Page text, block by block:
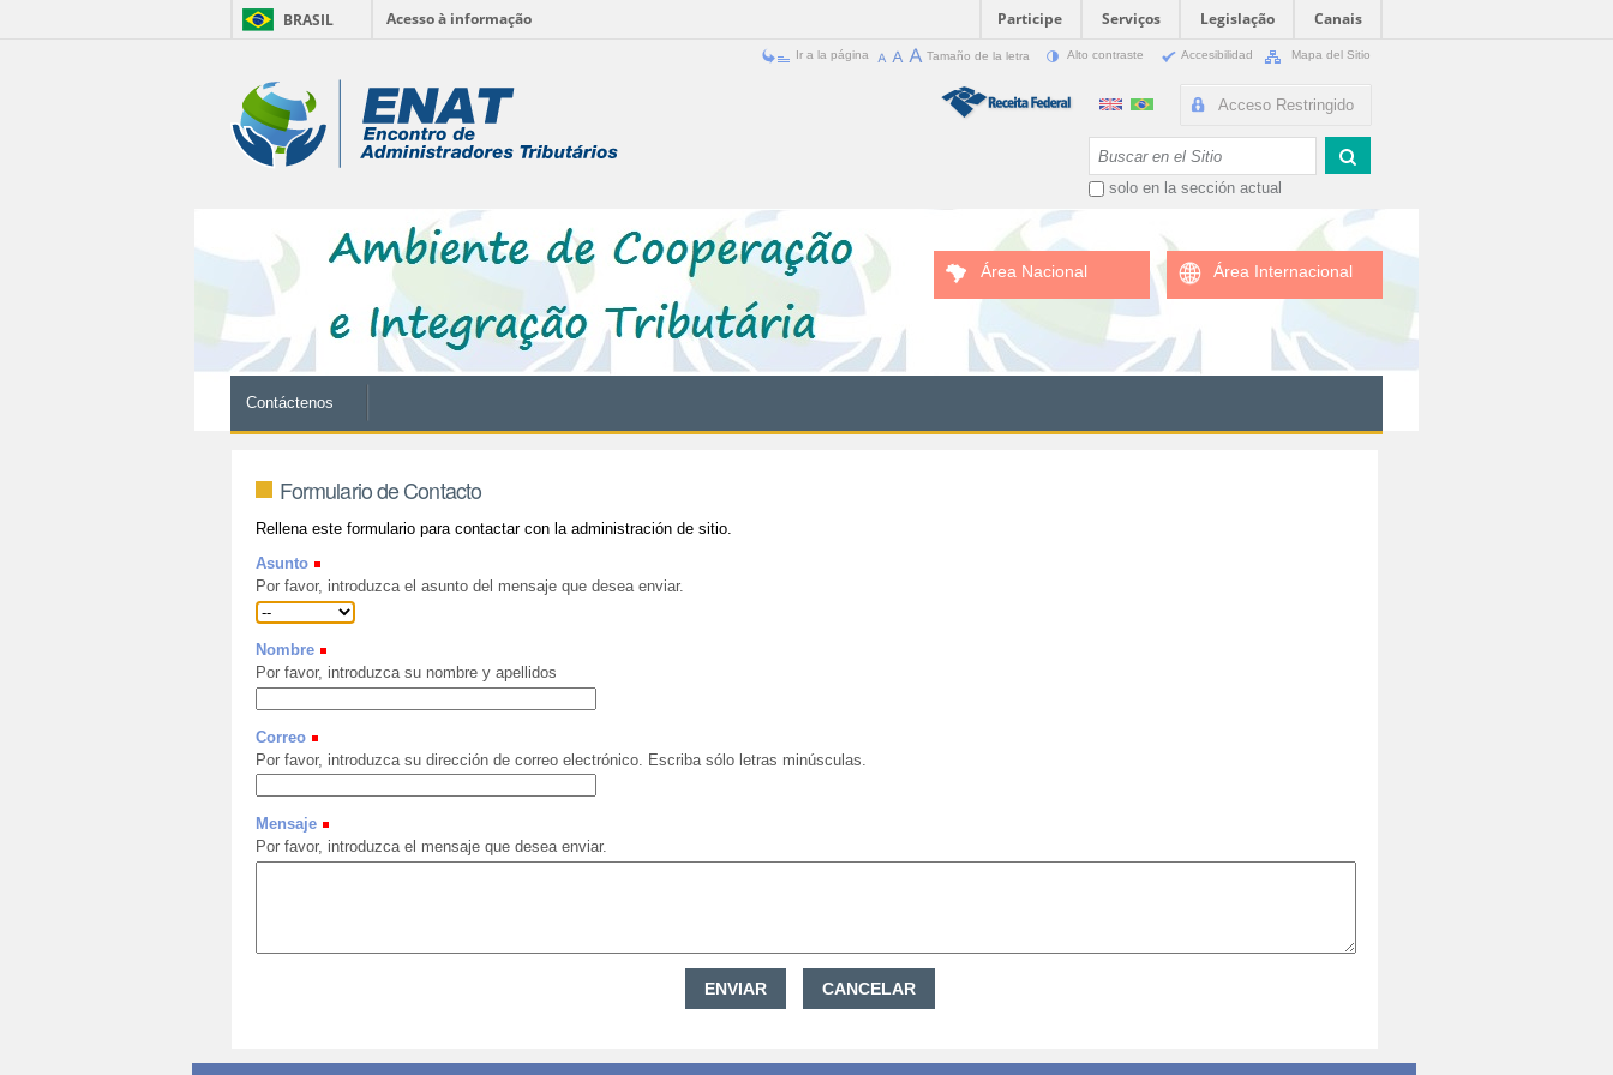
BRASIL Acesso à informação Participe Serviços Legislação
Canais
contenido.
Saltar
Ir a la página Tamaño de la letra Alto contraste Accesibilidad Mapa del Sitio
Herramientas
Personales
Acceso Restringido
solo en la sección actual
Área Nacional Área Internacional
Contáctenos
Formulario de Contacto
Rellena este formulario para contactar con la administración de sitio.
Asunto
Por favor, introduzca el asunto del mensaje que desea enviar.
Nombre
Por favor, introduzca su nombre y apellidos
Correo
Por favor, introduzca su dirección de correo electrónico. Escriba sólo letras minúsculas.
Mensaje
Por favor, introduzca el mensaje que desea enviar.